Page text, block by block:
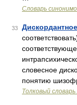
Словарь
33
словесное
понятию
Толковый